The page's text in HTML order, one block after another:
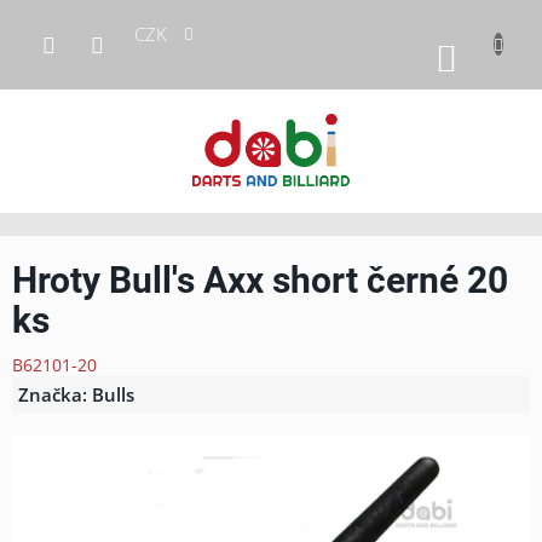
obsah
CZK
KOŠÍK
Hroty Bull's Axx short černé 20
ks
B62101-20
Značka: Bulls